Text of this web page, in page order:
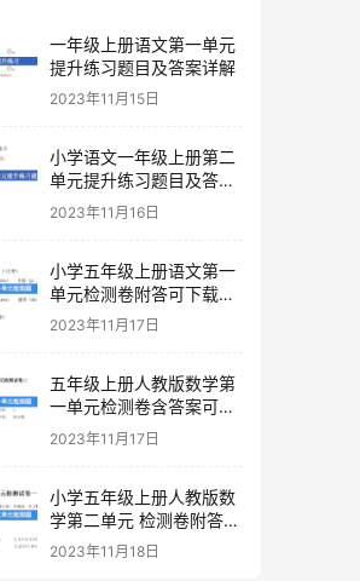
一年级上册语文第一单元
提升练习题目及答案详解
2023年11月15日
小学语文一年级上册第二
单元提升练习题目及答案
下载
2023年11月16日
小学五年级上册语文第一
单元检测卷附答可下载打
印
2023年11月17日
五年级上册人教版数学第
一单元检测卷含答案可下
载打印
2023年11月17日
小学五年级上册人教版数
学第二单元 检测卷附答案
下载
2023年11月18日